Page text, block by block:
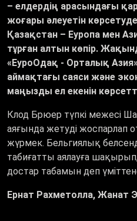
– елдердің арасындағы
жоғары әлеуетін
Қазақстан – Еуропа мен
тұрған алтын көпір.
«ЕуроОдақ - Орталық
аймақтағы саяси және
маңызды ел екенін
Клод Брюер түпкі межесі
аяғында жетуді жоспарлап
жүрмек. Бельгиялық
табиғатты аялауға
достар табамын деп
Ернат Рахметолла, Жанат